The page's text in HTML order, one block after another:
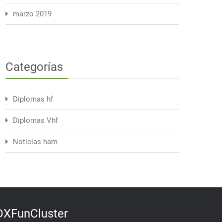
marzo 2019
Categorías
Diplomas hf
Diplomas Vhf
Noticias ham